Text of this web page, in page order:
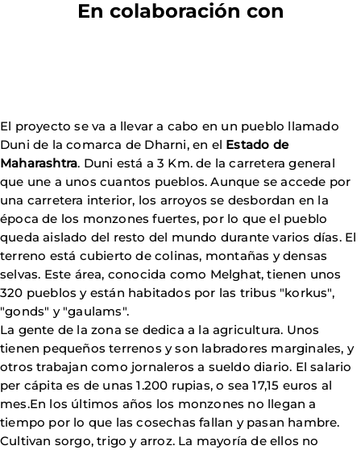
En colaboración con
El proyecto se va a llevar a cabo en un pueblo llamado
Duni de la comarca de Dharni, en el Estado de
Maharashtra. Duni está a 3 Km. de la carretera general
que une a unos cuantos pueblos. Aunque se accede por
una carretera interior, los arroyos se desbordan en la
época de los monzones fuertes, por lo que el pueblo
queda aislado del resto del mundo durante varios días. El
terreno está cubierto de colinas, montañas y densas
selvas. Este área, conocida como Melghat, tienen unos
320 pueblos y están habitados por las tribus "korkus",
"gonds" y "gaulams".
La gente de la zona se dedica a la agricultura. Unos
tienen pequeños terrenos y son labradores marginales, y
otros trabajan como jornaleros a sueldo diario. El salario
per cápita es de unas 1.200 rupias, o sea 17,15 euros al
mes.En los últimos años los monzones no llegan a
tiempo por lo que las cosechas fallan y pasan hambre.
Cultivan sorgo, trigo y arroz. La mayoría de ellos no